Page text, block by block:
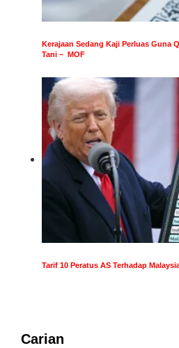
Kerajaan Sedang Kaji Perluas Guna
Tani – MOF
Tarif 10 Peratus AS Terhadap
Carian